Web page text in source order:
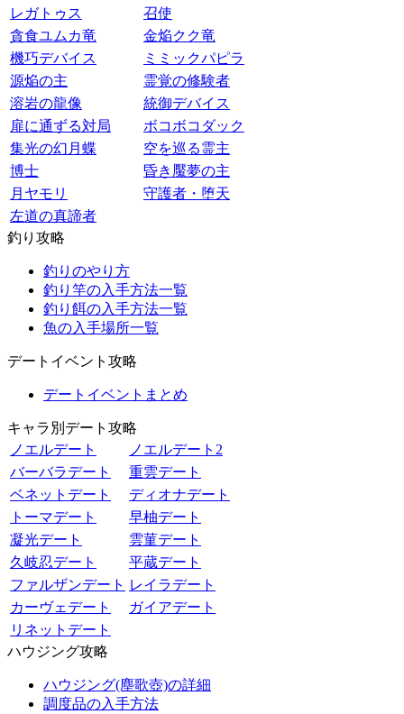
レガトゥス
召使
貪食ユムカ竜
金焔クク竜
機巧デバイス
ミミックパピラ
源焔の主
霊覚の修験者
溶岩の龍像
統御デバイス
扉に通ずる対局
ボコボコダック
集光の幻月蝶
空を巡る霊主
博士
昏き魘夢の主
月ヤモリ
守護者・堕天
左道の真諦者
釣り攻略
釣りのやり方
釣り竿の入手方法一覧
釣り餌の入手方法一覧
魚の入手場所一覧
デートイベント攻略
デートイベントまとめ
キャラ別デート攻略
ノエルデート
ノエルデート2
バーバラデート
重雲デート
ベネットデート
ディオナデート
トーマデート
早柚デート
凝光デート
雲菫デート
久岐忍デート
平蔵デート
ファルザンデート レイラデート
カーヴェデート
ガイアデート
リネットデート
ハウジング攻略
ハウジング(塵歌壺)の詳細
調度品の入手方法